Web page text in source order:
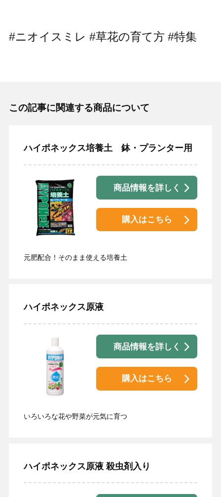
#ニオイスミレ #草花の育て方 #特集
この記事に関連する商品について
ハイポネックス培養土 鉢・プランター用
商品情報を詳しく
購入はこちら
元肥配合！そのまま使える培養土
ハイポネックス原液
商品情報を詳しく
購入はこちら
いろいろな花や野菜が元気に育つ
ハイポネックス原液 殺虫剤入り